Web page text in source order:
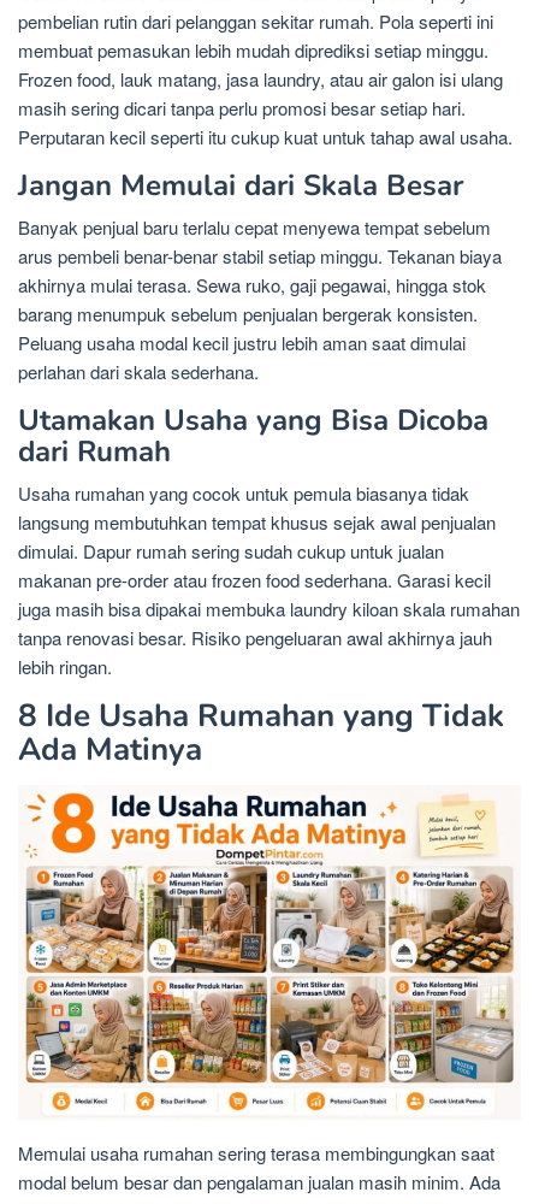
pembelian rutin dari pelanggan sekitar rumah. Pola seperti ini
membuat pemasukan lebih mudah diprediksi setiap minggu.
Frozen food, lauk matang, jasa laundry, atau air galon isi ulang
masih sering dicari tanpa perlu promosi besar setiap hari.
Perputaran kecil seperti itu cukup kuat untuk tahap awal usaha.
Jangan Memulai dari Skala Besar
Banyak penjual baru terlalu cepat menyewa tempat sebelum
arus pembeli benar-benar stabil setiap minggu. Tekanan biaya
akhirnya mulai terasa. Sewa ruko, gaji pegawai, hingga stok
barang menumpuk sebelum penjualan bergerak konsisten.
Peluang usaha modal kecil justru lebih aman saat dimulai
perlahan dari skala sederhana.
Utamakan Usaha yang Bisa Dicoba
dari Rumah
Usaha rumahan yang cocok untuk pemula biasanya tidak
langsung membutuhkan tempat khusus sejak awal penjualan
dimulai. Dapur rumah sering sudah cukup untuk jualan
makanan pre-order atau frozen food sederhana. Garasi kecil
juga masih bisa dipakai membuka laundry kiloan skala rumahan
tanpa renovasi besar. Risiko pengeluaran awal akhirnya jauh
lebih ringan.
8 Ide Usaha Rumahan yang Tidak
Ada Matinya
Memulai usaha rumahan sering terasa membingungkan saat
modal belum besar dan pengalaman jualan masih minim. Ada